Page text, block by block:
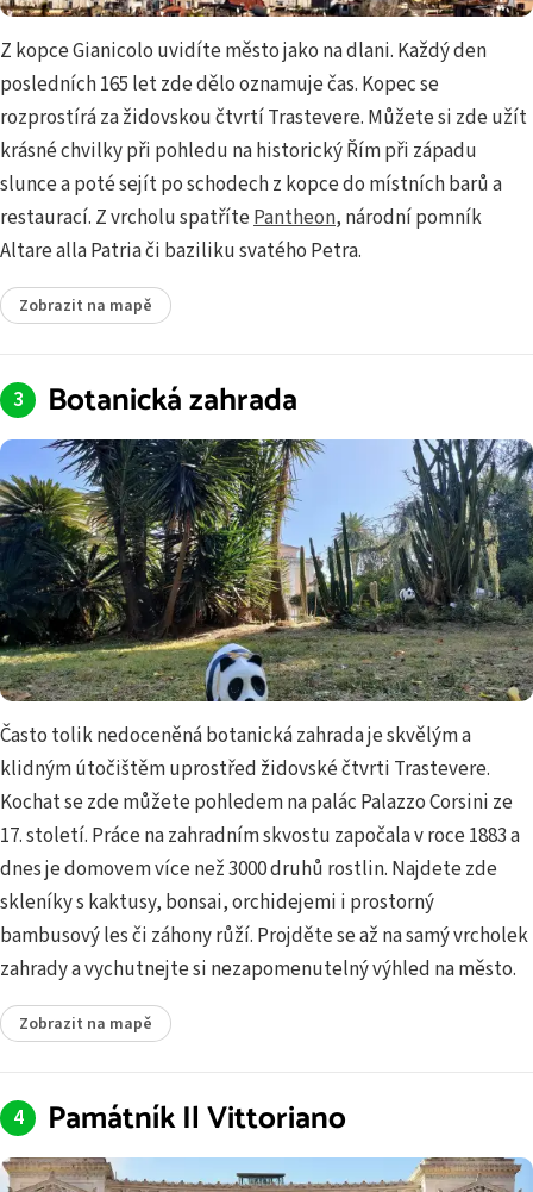
Z kopce Gianicolo uvidíte město jako na dlani. Každý den
posledních 165 let zde dělo oznamuje čas. Kopec se
rozprostírá za židovskou čtvrtí Trastevere. Můžete si zde užít
krásné chvilky při pohledu na historický Řím při západu
slunce a poté sejít po schodech z kopce do místních barů a
restaurací. Z vrcholu spatřítePantheon, národní pomník
Altare alla Patria či baziliku svatého Petra.
Zobrazit na mapě
Botanická zahrada
Často tolik nedoceněná botanická zahrada je skvělým a
klidným útočištěm uprostřed židovské čtvrti Trastevere.
Kochat se zde můžete pohledem na palác Palazzo Corsini ze
17. století. Práce na zahradním skvostu započala v roce 1883 a
dnes je domovem více než 3000 druhů rostlin. Najdete zde
skleníky s kaktusy, bonsai, orchidejemi i prostorný
bambusový les či záhony růží. Projděte se až na samý vrcholek
zahrady a vychutnejte si nezapomenutelný výhled na město.
Zobrazit na mapě
Památník Il Vittoriano